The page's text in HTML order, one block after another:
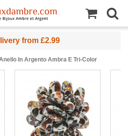
from £2.99
In Argento Ambra E Tri-Color